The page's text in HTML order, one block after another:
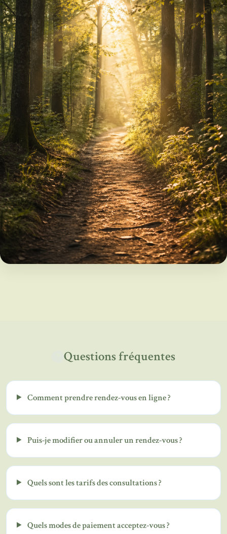
Questions fréquentes
Comment prendre rendez-vous en ligne ?
Puis-je modifier ou annuler un rendez-vous ?
Quels sont les tarifs des consultations ?
Quels modes de paiement acceptez-vous ?